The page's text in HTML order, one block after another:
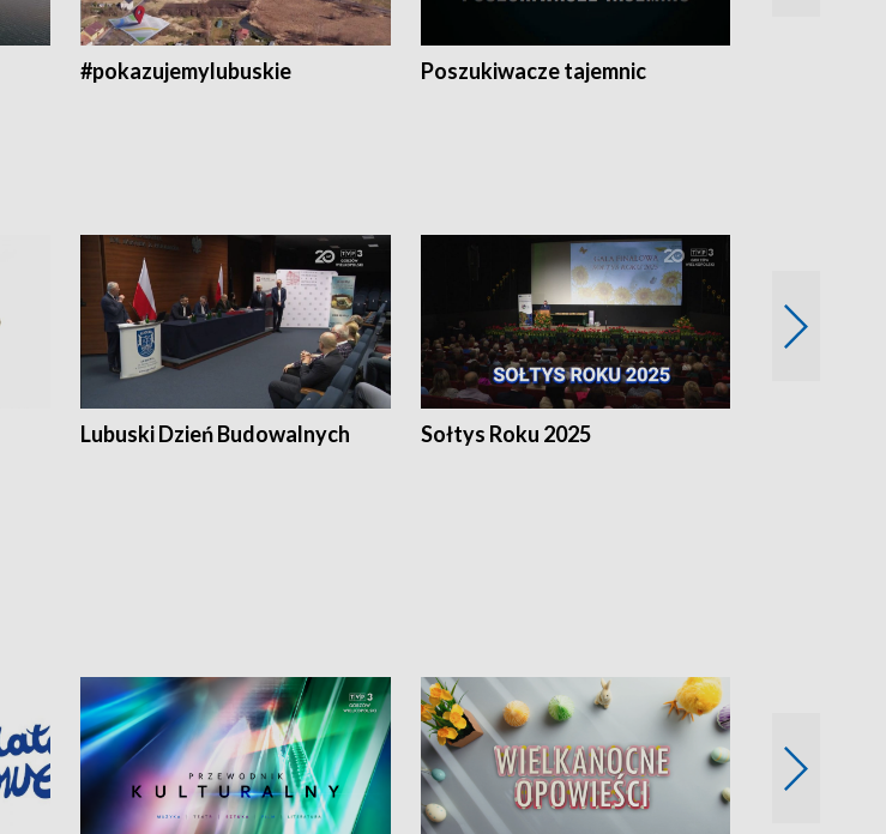
#pokazujemylubuskie Poszukiwacze tajemnic
Lubuski Dzień Budowalnych Sołtys Roku 2025